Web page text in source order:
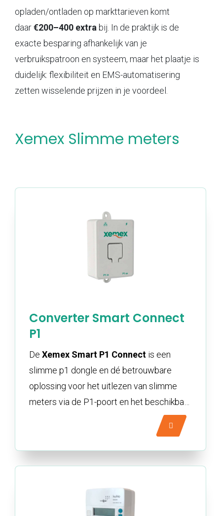
opladen/ontladen op markttarieven komt
daar€200–400 extra bij. In de praktijk is de
exacte besparing afhankelijk van je
verbruikspatroon en systeem, maar het plaatje is
duidelijk: flexibiliteit en EMS-automatisering
zetten wisselende prijzen in je voordeel.
Xemex Slimme meters
Converter Smart Connect
P1
De Xemex Smart P1 Connect is een
slimme p1 dongle en dé betrouwbare
oplossing voor het uitlezen van slimme
meters via de P1-poort en het beschikbaar